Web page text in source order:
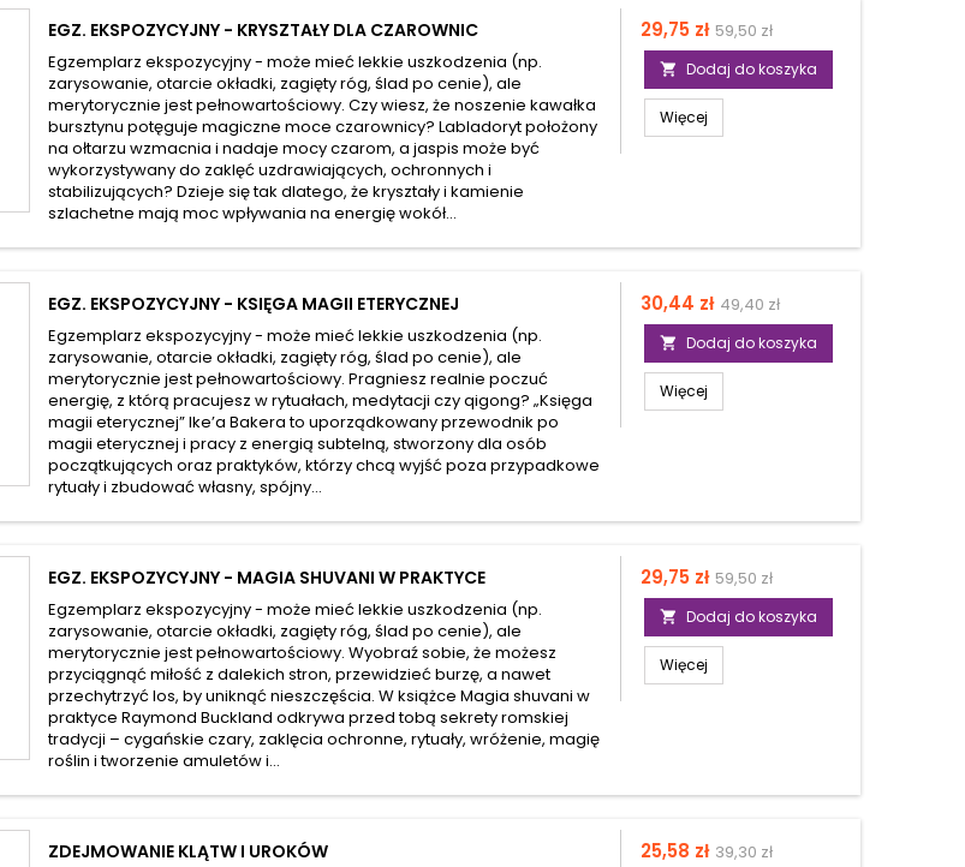
EGZ. EKSPOZYCYJNY - KRYSZTAŁY DLA CZAROWNIC
Egzemplarz ekspozycyjny - może mieć lekkie uszkodzenia (np.
zarysowanie, otarcie okładki, zagięty róg, ślad po cenie), ale
merytorycznie jest pełnowartościowy. Czy wiesz, że noszenie kawałka
bursztynu potęguje magiczne moce czarownicy? Labladoryt położony
na ołtarzu wzmacnia i nadaje mocy czarom, a jaspis może być
wykorzystywany do zaklęć uzdrawiających, ochronnych i
stabilizujących? Dzieje się tak dlatego, że kryształy i kamienie
szlachetne mają moc wpływania na energię wokół...
Cena
29,75 zł Cena
podstawowa
59,50 zł
 Dodaj do koszyka
Więcej
EGZ. EKSPOZYCYJNY - KSIĘGA MAGII ETERYCZNEJ
Egzemplarz ekspozycyjny - może mieć lekkie uszkodzenia (np.
zarysowanie, otarcie okładki, zagięty róg, ślad po cenie), ale
merytorycznie jest pełnowartościowy. Pragniesz realnie poczuć
energię, z którą pracujesz w rytuałach, medytacji czy qigong? „Księga
magii eterycznej” Ike’a Bakera to uporządkowany przewodnik po
magii eterycznej i pracy z energią subtelną, stworzony dla osób
początkujących oraz praktyków, którzy chcą wyjść poza przypadkowe
rytuały i zbudować własny, spójny...
Cena
30,44 zł Cena
podstawowa
49,40 zł
 Dodaj do koszyka
Więcej
EGZ. EKSPOZYCYJNY - MAGIA SHUVANI W PRAKTYCE
Egzemplarz ekspozycyjny - może mieć lekkie uszkodzenia (np.
zarysowanie, otarcie okładki, zagięty róg, ślad po cenie), ale
merytorycznie jest pełnowartościowy. Wyobraź sobie, że możesz
przyciągnąć miłość z dalekich stron, przewidzieć burzę, a nawet
przechytrzyć los, by uniknąć nieszczęścia. W książce Magia shuvani w
praktyce Raymond Buckland odkrywa przed tobą sekrety romskiej
tradycji – cygańskie czary, zaklęcia ochronne, rytuały, wróżenie, magię
roślin i tworzenie amuletów i...
Cena
29,75 zł Cena
podstawowa
59,50 zł
 Dodaj do koszyka
Więcej
ZDEJMOWANIE KLĄTW I UROKÓW Cena
25,58 zł Cena
39,30 zł